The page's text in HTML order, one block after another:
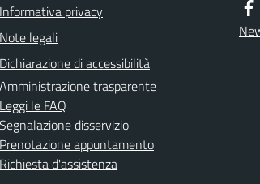
Informativa privacy
Note legali
Dichiarazione di accessibilità
Amministrazione trasparente
Leggi le FAQ
Segnalazione disservizio
Prenotazione appuntamento
Richiesta d'assistenza